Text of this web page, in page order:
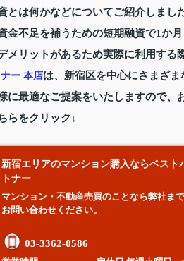
とは何かなどについてご紹介しました
金不足を補うための短期融資で1か
メリットがあるため実際に利用する
ー 本店は、新宿区を中心にさまざま
に最適なご提案をいたしますので、
らをクリック↓
新宿エリアのマンション購入ならベスト
トナー
マンション・不動産売買のことなら弊社まで
お問い合わせください。
03-3362-0586